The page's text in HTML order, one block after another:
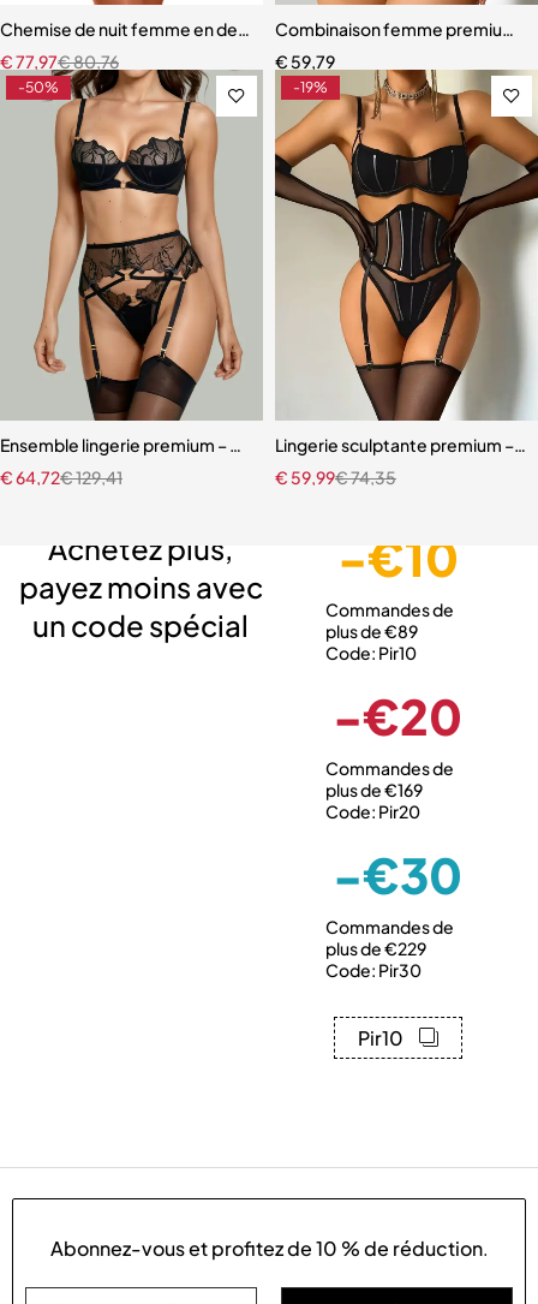
Chemise de nuit femme en dentelle bleue – Babydoll avec
€80,76
€77,97
Combinaison femme premium
€ 59,79
-50%
Ensemble lingerie premium – Bas, soutien-gorge et accessoires
€129,41
€64,72
-19%
Lingerie sculptante premium –
€74,35
€ 59,99
Achetez plus,
payez moins avec
un code spécial
-€10
Commandes de
plus de €89
Code: Pir10
-€20
Commandes de
plus de €169
Code: Pir20
-€30
Commandes de
plus de €229
Code: Pir30
Pir10
Abonnez-vous et profitez de10 % de réduction.